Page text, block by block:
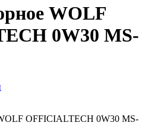
WOLF
0W30 MS-
OFFICIALTECH 0W30 MS-